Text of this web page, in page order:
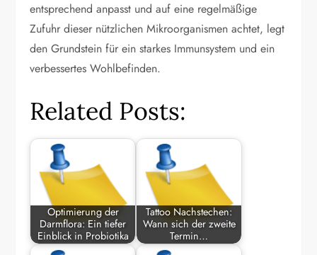
entsprechend anpasst und auf eine regelmäßige
Zufuhr dieser nützlichen Mikroorganismen achtet, legt
den Grundstein für ein starkes Immunsystem und ein
verbessertes Wohlbefinden.
Related Posts:
Optimierung der
Darmflora: Ein tiefer
Einblick in Probiotika
Tattoo Nachstechen:
Wann sich der zweite
Termin…